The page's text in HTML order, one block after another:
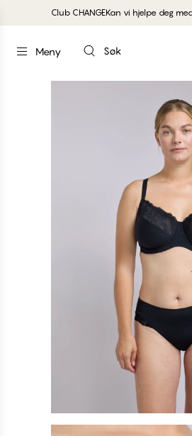
Club CHANGEKan vi hjelpe deg
Meny Søk